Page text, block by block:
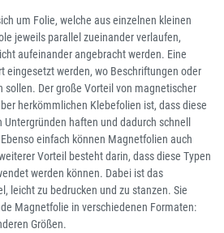
um Folie, welche aus einzelnen kleinen
jeweils parallel zueinander verlaufen,
aufeinander angebracht werden. Eine
eingesetzt werden, wo Beschriftungen oder
sollen. Der große Vorteil von magnetischer
herkömmlichen Klebefolien ist, dass diese
haften und dadurch schnell
einfach können Magnetfolien auch
Vorteil besteht darin, dass diese Typen
werden können. Dabei ist das
leicht zu bedrucken und zu stanzen. Sie
Magnetfolie in verschiedenen Formaten:
Größen.